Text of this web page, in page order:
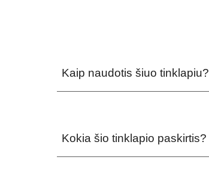
Kaip naudotis šiuo tinklapiu?
Kokia šio tinklapio paskirtis?